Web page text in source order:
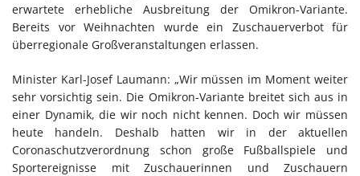
erwartete erhebliche Ausbreitung der Omikron-Variante.
Bereits vor Weihnachten wurde ein Zuschauerverbot für
überregionale Großveranstaltungen erlassen.
Minister Karl-Josef Laumann: „Wir müssen im Moment weiter
sehr vorsichtig sein. Die Omikron-Variante breitet sich aus in
einer Dynamik, die wir noch nicht kennen. Doch wir müssen
heute handeln. Deshalb hatten wir in der aktuellen
Coronaschutzverordnung schon große Fußballspiele und
Sportereignisse mit Zuschauerinnen und Zuschauern